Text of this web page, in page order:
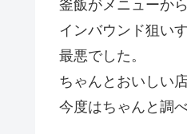
釜飯がメニューか
インバウンド狙い
最悪でした。
ちゃんとおいしい
今度はちゃんと調